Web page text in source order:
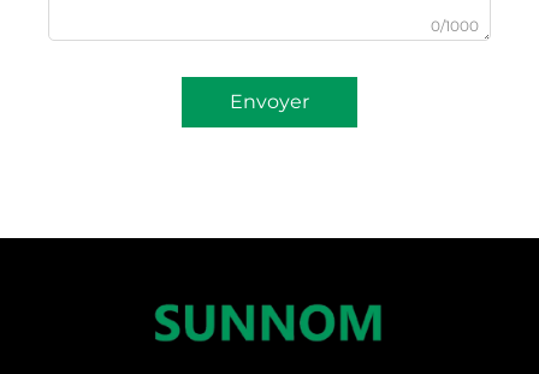
0/1000
Envoyer